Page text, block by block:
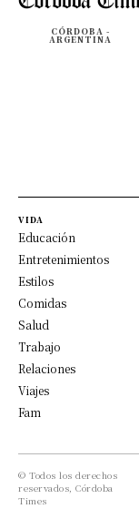
CÓRDOBA -
ARGENTINA
VIDA
Educación
Entretenimientos
Estilos
Comidas
Salud
Trabajo
Relaciones
Viajes
Fam
© Todos los derechos
reservados, Córdoba
Times